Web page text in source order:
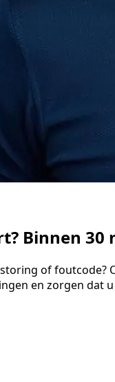
Binnen
of
en zorgen dat